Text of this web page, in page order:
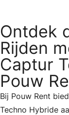
Ontdek
Rijden
Captur
Pouw
Bij Pouw Rent
Techno Hybride